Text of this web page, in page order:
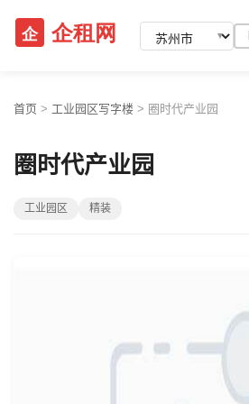
▼
首页 > 工业园区写字楼 > 圈时代产业园
圈时代产业园
工业园区 精装